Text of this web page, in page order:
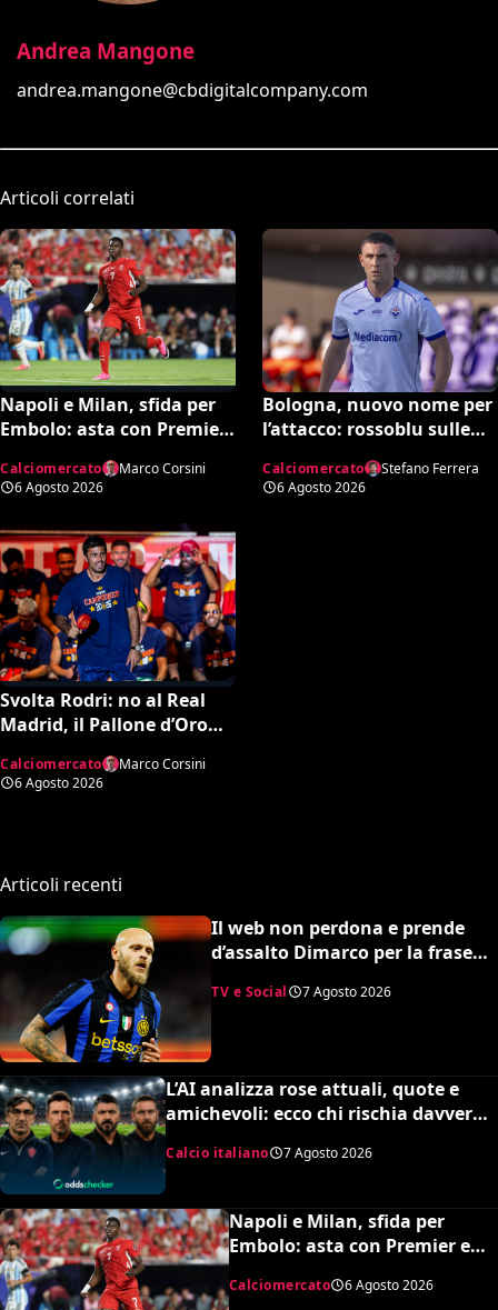
Andrea Mangone
andrea.mangone@cbdigitalcompany.com
Articoli correlati
Napoli e Milan, sfida per
Embolo: asta con Premier
Calciomercato
Marco Corsini
6 Agosto 2026
Bologna, nuovo nome per
l’attacco: rossoblu sulle
Calciomercato
Stefano Ferrera
6 Agosto 2026
Svolta Rodri: no al Real
Madrid, il Pallone d’Oro
milioni
Calciomercato
Marco Corsini
6 Agosto 2026
Articoli recenti
Il web non perdona e prende
d’assalto Dimarco per la frase
TV e Social 7 Agosto 2026
L’AI analizza rose attuali, quote e
amichevoli: ecco chi rischia davvero
un’insospettabile
Calcio italiano 7 Agosto 2026
Napoli e Milan, sfida per
Embolo: asta con Premier e
MLS, il prezzo
Calciomercato 6 Agosto 2026